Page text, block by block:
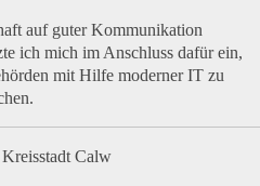
auf guter Kommunikation
ich mich im Anschluss dafür ein,
mit Hilfe moderner IT zu
Calw